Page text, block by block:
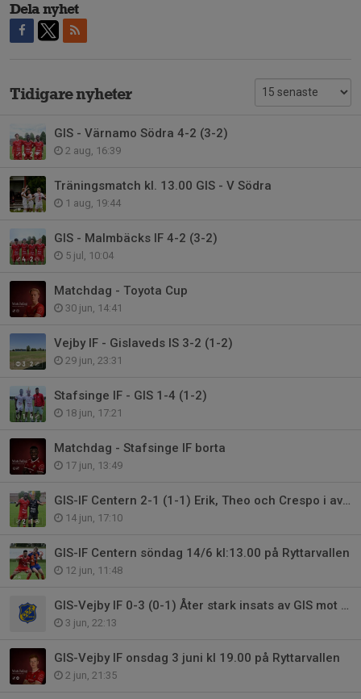
Dela nyhet
Tidigare nyheter
GIS - Värnamo Södra 4-2 (3-2)
2 aug, 16:39
Träningsmatch kl. 13.00 GIS - V Södra
1 aug, 19:44
GIS - Malmbäcks IF 4-2 (3-2)
5 jul, 10:04
Matchdag - Toyota Cup
30 jun, 14:41
Vejby IF - Gislaveds IS 3-2 (1-2)
29 jun, 23:31
Stafsinge IF - GIS 1-4 (1-2)
18 jun, 17:21
Matchdag - Stafsinge IF borta
17 jun, 13:49
GIS-IF Centern 2-1 (1-1) Erik, Theo och Crespo i avgörande insatser.
14 jun, 17:10
GIS-IF Centern söndag 14/6 kl:13.00 på Ryttarvallen
12 jun, 11:48
GIS-Vejby IF 0-3 (0-1) Åter stark insats av GIS mot topplag
3 jun, 22:13
GIS-Vejby IF onsdag 3 juni kl 19.00 på Ryttarvallen
2 jun, 21:35